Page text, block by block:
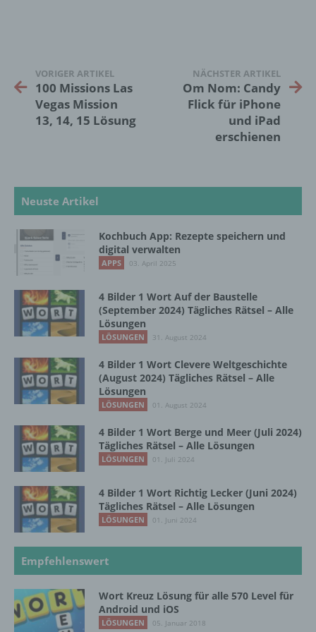
VORIGER ARTIKEL
100 Missions Las
Vegas Mission
13, 14, 15 Lösung
NÄCHSTER ARTIKEL
Om Nom: Candy
Flick für iPhone
und iPad
erschienen
Neuste Artikel
Kochbuch App: Rezepte speichern und
digital verwalten
APPS 03. April 2025
4 Bilder 1 Wort Auf der Baustelle
(September 2024) Tägliches Rätsel – Alle
Lösungen
LÖSUNGEN 31. August 2024
4 Bilder 1 Wort Clevere Weltgeschichte
(August 2024) Tägliches Rätsel – Alle
Lösungen
LÖSUNGEN 01. August 2024
4 Bilder 1 Wort Berge und Meer (Juli 2024)
Tägliches Rätsel – Alle Lösungen
LÖSUNGEN 01. Juli 2024
4 Bilder 1 Wort Richtig Lecker (Juni 2024)
Tägliches Rätsel – Alle Lösungen
LÖSUNGEN 01. Juni 2024
Empfehlenswert
Wort Kreuz Lösung für alle 570 Level für
Android und iOS
LÖSUNGEN 05. Januar 2018
werden.
c) Verarbeitung
Vorgang oder jede solche Vorgangsreihe im
Zusammenhang mit personenbezogenen
Daten wie das Erheben, das Erfassen, die
die Anpassung oder Veränderung, das
Auslesen, das Abfragen, die Verwendung,
die Offenlegung durch Übermittlung,
Bereitstellung, den Abgleich oder die
Verknüpfung, die Einschränkung, das
Löschen oder die Vernichtung.
d) Einschränkung der Verarbeitung
Einschränkung der Verarbeitung ist die
Markierung gespeicherter
personenbezogener Daten mit dem Ziel, ihre
künftige Verarbeitung einzuschränken.
e) Profiling
Profiling ist jede Art der automatisierten
Verarbeitung personenbezogener Daten, die
darin besteht, dass diese
personenbezogenen Daten verwendet
werden, um bestimmte persönliche Aspekte,
die sich auf eine natürliche Person beziehen,
zu bewerten, insbesondere, um Aspekte